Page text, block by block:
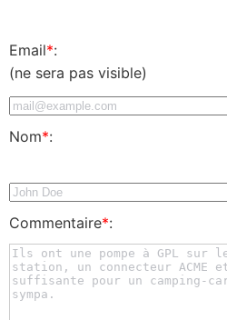
Email*:
(ne sera pas visible)
Nom*:
Commentaire*: